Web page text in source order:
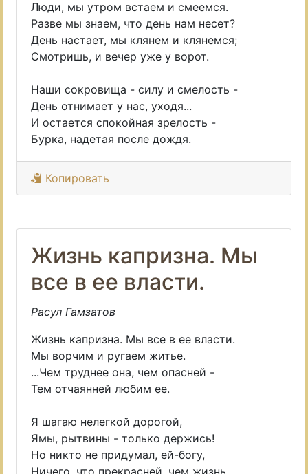
Люди, мы утром встаем и смеемся.
Разве мы знаем, что день нам несет?
День настает, мы клянем и клянемся;
Смотришь, и вечер уже у ворот.
Наши сокровища - силу и смелость -
День отнимает у нас, уходя...
И остается спокойная зрелость -
Бурка, надетая после дождя.
Копировать
Жизнь капризна. Мы
все в ее власти.
Расул Гамзатов
Жизнь капризна. Мы все в ее власти.
Мы ворчим и ругаем житье.
...Чем труднее она, чем опасней -
Тем отчаянней любим ее.
Я шагаю нелегкой дорогой,
Ямы, рытвины - только держись!
Но никто не придумал, ей-богу,
Ничего, что прекрасней, чем жизнь.